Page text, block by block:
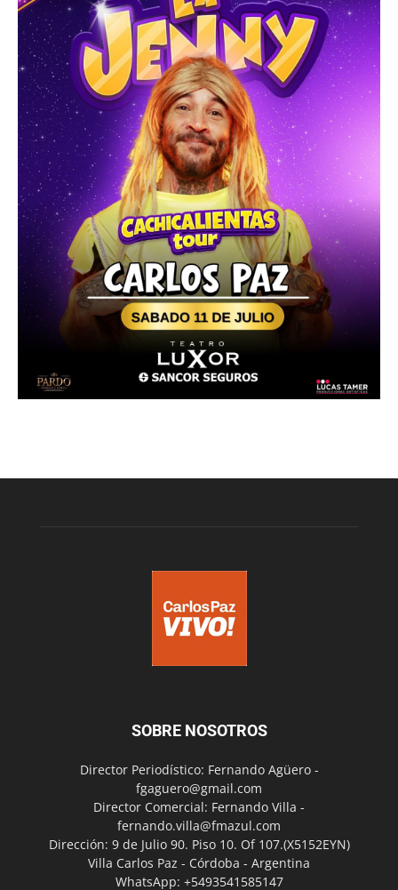
SOBRE NOSOTROS
Director Periodístico: Fernando Agüero -
fgaguero@gmail.com
Director Comercial: Fernando Villa -
fernando.villa@fmazul.com
Dirección: 9 de Julio 90. Piso 10. Of 107.(X5152EYN)
Villa Carlos Paz - Córdoba - Argentina
WhatsApp: +5493541585147